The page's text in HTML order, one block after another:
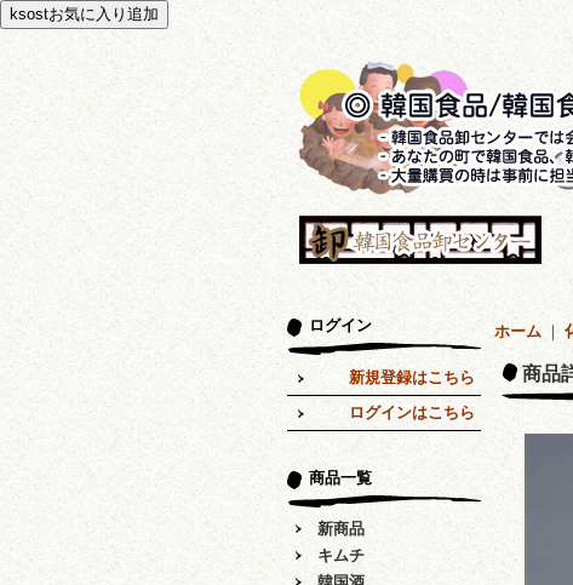
ログイン
新規登録はこちら
ログインはこちら
商品一覧
新商品
キムチ
ホーム ｜
商品